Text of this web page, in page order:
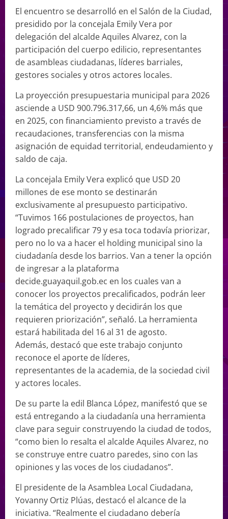
El encuentro se desarrolló en el Salón de la Ciudad,
presidido por la concejala Emily Vera por
delegación del alcalde Aquiles Alvarez, con la
participación del cuerpo edilicio, representantes
de asambleas ciudadanas, líderes barriales,
gestores sociales y otros actores locales.
La proyección presupuestaria municipal para 2026
asciende a USD 900.796.317,66, un 4,6% más que
en 2025, con financiamiento previsto a través de
recaudaciones, transferencias con la misma
asignación de equidad territorial, endeudamiento y
saldo de caja.
La concejala Emily Vera explicó que USD 20
millones de ese monto se destinarán
exclusivamente al presupuesto participativo.
“Tuvimos 166 postulaciones de proyectos, han
logrado precalificar 79 y esa toca todavía priorizar,
pero no lo va a hacer el holding municipal sino la
ciudadanía desde los barrios. Van a tener la opción
de ingresar a la plataforma
decide.guayaquil.gob.ec en los cuales van a
conocer los proyectos precalificados, podrán leer
la temática del proyecto y decidirán los que
requieren priorización”, señaló. La herramienta
estará habilitada del 16 al 31 de agosto.
Además, destacó que este trabajo conjunto
reconoce el aporte de líderes,
representantes de la academia, de la sociedad civil
y actores locales.
De su parte la edil Blanca López, manifestó que se
está entregando a la ciudadanía una herramienta
clave para seguir construyendo la ciudad de todos,
“como bien lo resalta el alcalde Aquiles Alvarez, no
se construye entre cuatro paredes, sino con las
opiniones y las voces de los ciudadanos”.
El presidente de la Asamblea Local Ciudadana,
Yovanny Ortiz Plúas, destacó el alcance de la
iniciativa. “Realmente el ciudadano debería